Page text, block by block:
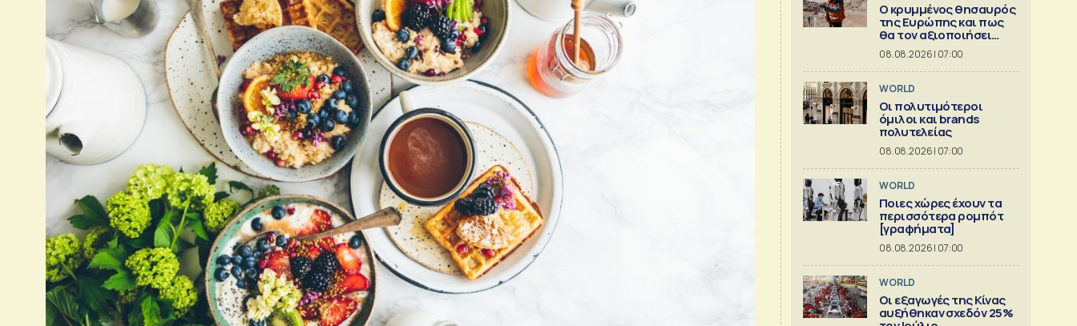
Ο κρυμμένος θησαυρός
της Ευρώπης και πως
θα τον αξιοποιήσει
[γράφημα]
08.08.2026 | 07:00
WORLD
Οι πολυτιμότεροι
όμιλοι και brands
πολυτελείας
08.08.2026 | 07:00
WORLD
Ποιες χώρες έχουν τα
περισσότερα ρομπότ
[γραφήματα]
08.08.2026 | 07:00
WORLD
Οι εξαγωγές της Κίνας
αυξήθηκαν σχεδόν 25%